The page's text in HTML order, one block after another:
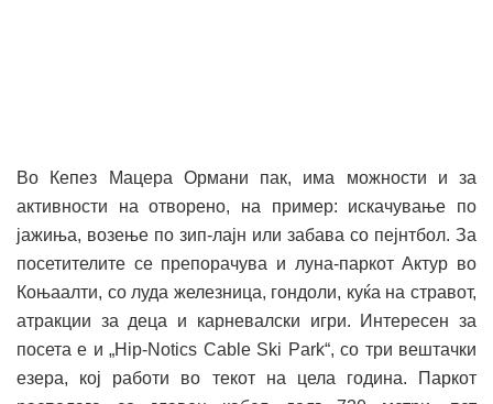
Во Кепез Мацера Ормани пак, има можности и за
активности на отворено, на пример: искачување по
јажиња, возење по зип-лајн или забава со пејнтбол. За
посетителите се препорачува и луна-паркот Актур во
Коњаалти, со луда железница, гондоли, куќа на стравот,
атракции за деца и карневалски игри. Интересен за
посета е и „Hip-Notics Cable Ski Park“, со три вештачки
езера, кој работи во текот на цела година. Паркот